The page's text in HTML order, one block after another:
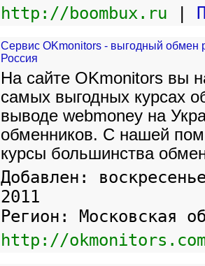
http://boombux.ru
Сервис OKmonitors - выгодный обмен
Россия
На сайте OKmonitors вы
самых выгодных курсах
выводе webmoney на
обменников. С нашей
курсы большинства
Добавлен:
2011
Регион: Московская
http://